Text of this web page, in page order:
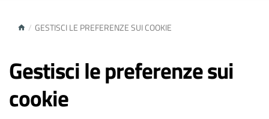
/ GESTISCI LE PREFERENZE SUI COOKIE
Gestisci le preferenze sui
cookie